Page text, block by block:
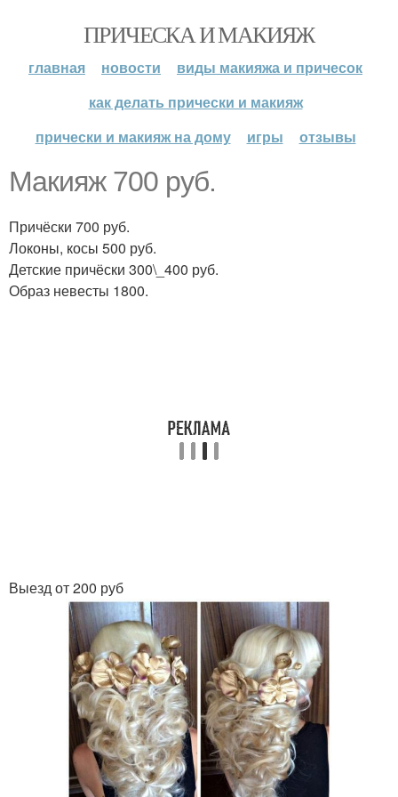
ПРИЧЕСКА И МАКИЯЖ
главная новости
виды макияжа и причесок
как делать прически и макияж
прически и макияж на дому
игры отзывы
Макияж 700 руб.
Причёски 700 руб.
Локоны, косы 500 руб.
Детские причёски 300\_400 руб.
Образ невесты 1800.
Выезд от 200 руб